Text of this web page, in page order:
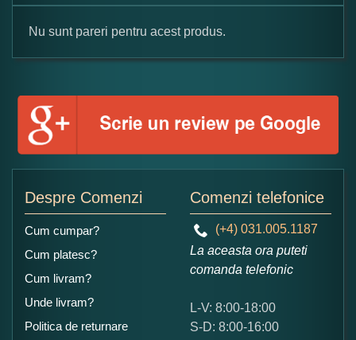
Formular pareri client
Numele dumneavoastra:
Ce nota acordati acestui produs?
5
Nu sunt pareri pentru acest produs.
Despre Comenzi
Cum cumpar?
Cum platesc?
Cum livram?
Unde livram?
Politica de returnare
Comenzi telefonice
(+4) 031.005.1187
La aceasta ora puteti
comanda telefonic
L-V: 8:00-18:00
S-D: 8:00-16:00